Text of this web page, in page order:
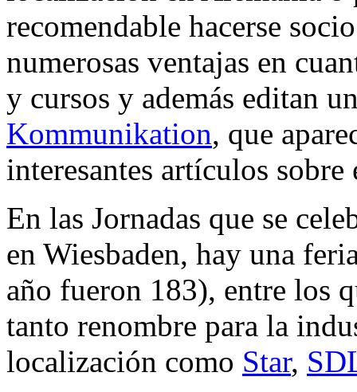
recomendable hacerse
numerosas ventajas en
y cursos y además editan
Kommunikation, que
interesantes artículos sobre
En las Jornadas que se
en Wiesbaden, hay una
año fueron 183), entre los
tanto renombre para la
localización como Star,